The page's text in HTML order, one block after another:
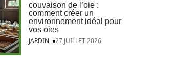
couvaison de l’oie :
comment créer un
environnement idéal pour
vos oies
JARDIN
27 JUILLET 2026